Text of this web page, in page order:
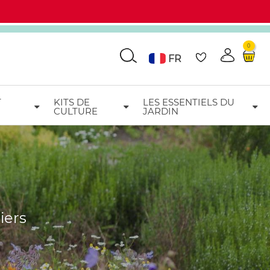
Go FR
0
KITS DE
CULTURE
LES ESSENTIELS DU
JARDIN